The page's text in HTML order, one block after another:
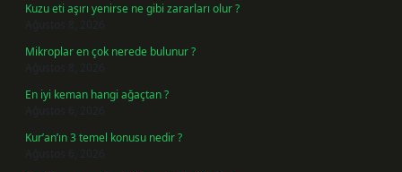
Kuzu eti aşırı yenirse ne gibi zararları olur ?
Ağustos 8, 2026
Mikroplar en çok nerede bulunur ?
Ağustos 8, 2026
En iyi keman hangi ağaçtan ?
Ağustos 6, 2026
Kur’an’ın 3 temel konusu nedir ?
Ağustos 6, 2026